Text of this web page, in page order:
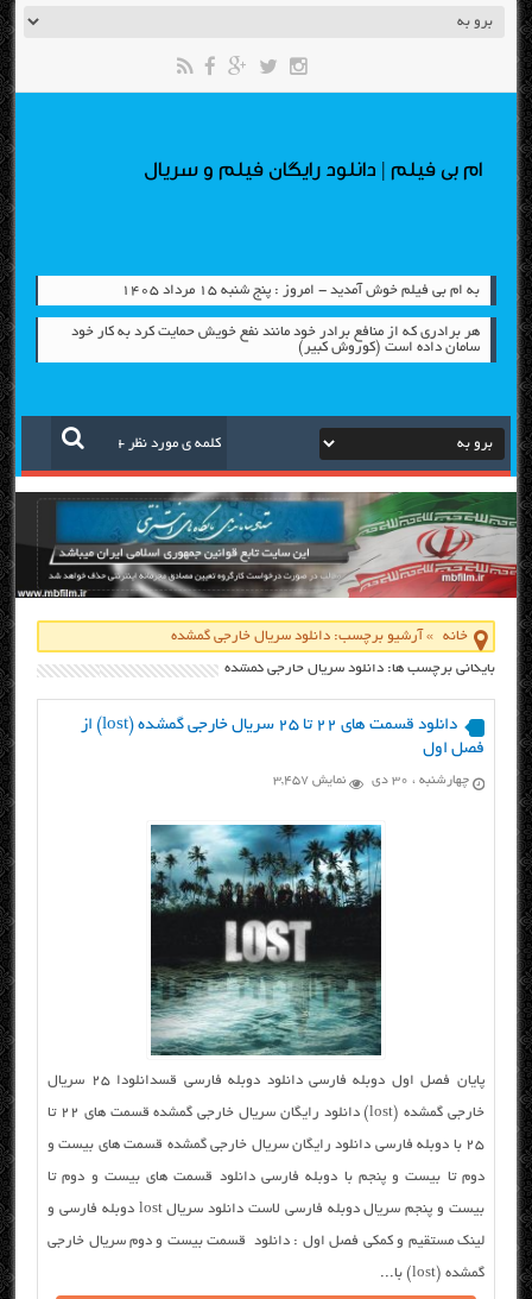
ام بی فیلم | دانلود رایگان فیلم و سریال
به ام بی فیلم خوش آمدید - امروز : پنج شنبه ۱۵ مرداد ۱۴۰۵
هر برادری که از منافع برادر خود مانند نفع خویش حمایت کرد به کار خود
سامان داده است (کوروش کبیر)
خانه » آرشیو برچسب: دانلود سریال خارجی گمشده
بایگانی برچسب ها: دانلود سریال خارجی گمشده
دانلود قسمت های ۲۲ تا ۲۵ سریال خارجی گمشده (lost) از
فصل اول
چهارشنبه ، ۳۰ دی نمایش 3,457
پایان فصل اول دوبله فارسی دانلود دوبله فارسی قسدانلودا ۲۵ سریال
خارجی گمشده (lost) دانلود رایگان سریال خارجی گمشده قسمت های ۲۲ تا
۲۵ با دوبله فارسی دانلود رایگان سریال خارجی گمشده قسمت های بیست و
دوم تا بیست و پنجم با دوبله فارسی دانلود قسمت های بیست و دوم تا
بیست و پنجم سریال دوبله فارسی لاست دانلود سریال lost دوبله فارسی و
لینک مستقیم و کمکی فصل اول : دانلود قسمت بیست و دوم سریال خارجی
گمشده (lost) با...